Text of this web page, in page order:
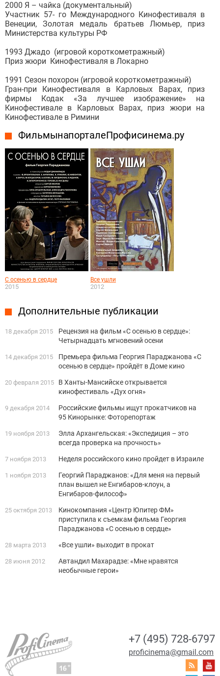
2000 Я – чайка (документальный)
Участник 57- го Международного Кинофестиваля в
Венеции, Золотая медаль братьев Люмьер, приз
Министерства культуры РФ
1993 Джадо (игровой короткометражный)
Приз жюри Кинофестиваля в Локарно
1991 Сезон похорон (игровой короткометражный)
Гран-при Кинофестиваля в Карловых Варах, приз
фирмы Кодак «За лучшее изображение» на
Кинофестивале в Карловых Варах, приз жюри на
Кинофестивале в Римини
Фильмы на портале Профисинема.ру
С осенью в сердце
2015
Все ушли
2012
Дополнительные публикации
18 декабря 2015
Рецензия на фильм «С осенью в сердце»:
Четырнадцать мгновений осени
14 декабря 2015
Премьера фильма Георгия Параджанова «С
осенью в сердце» пройдёт в Доме кино
20 февраля 2015
В Ханты-Мансийске открывается
кинофестиваль «Дух огня»
9 декабря 2014
Российские фильмы ищут прокатчиков на
95 Кинорынке: Фоторепортаж
19 ноября 2013
Элла Архангельская: «Экспедиция – это
всегда проверка на прочность»
7 ноября 2013 Неделя российского кино пройдет в Израиле
1 ноября 2013
Георгий Параджанов: «Для меня на первый
план вышел не Енгибаров-клоун, а
Енгибаров-философ»
25 октября 2013
Кинокомпания «Центр Юпитер ФМ»
приступила к съемкам фильма Георгия
Параджанова «С осенью в сердце»
28 марта 2013 «Все ушли» выходит в прокат
28 июня 2012
Автандил Махарадзе: «Мне нравятся
необычные герои»
+7 (495) 728-6797
proficinema@gmail.com